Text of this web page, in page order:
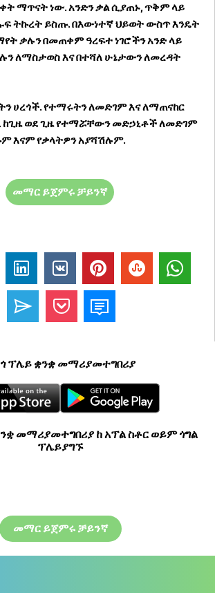
ማጥናት ነው. አንድን ቃል ሲያጠኑ, ጥቅም ላይ
ይስጡ. በእውነተኛ ህይወት ውስጥ እንዴት
ቃሉን በመጠቀም ዓረፍተ ነገሮችን አንድ ላይ
ለማስታወስ እና በተሻለ ሁኔታውን ለመረዳት
ሀረጎች. የተማሩትን ለመድገም እና ለማጠናከር
ከጊዜ ወደ ጊዜ የተማሯቸውን መድኃኒቶች ለመድገም
እናም የቃላትዎን አያሻሽሉም.
መማር ይጀምሩ ቻይንኛ
ፕሌይ ቋንቋ መማሪያመተግበሪያ
መማሪያመተግበሪያ ከ አፕል ስቶር ወይም ጎግል
ፕሌይያግኙ
መማር ይጀምሩ ቻይንኛ